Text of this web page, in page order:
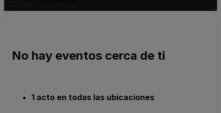
No hay eventos cerca de ti
1 acto en todas las ubicaciones